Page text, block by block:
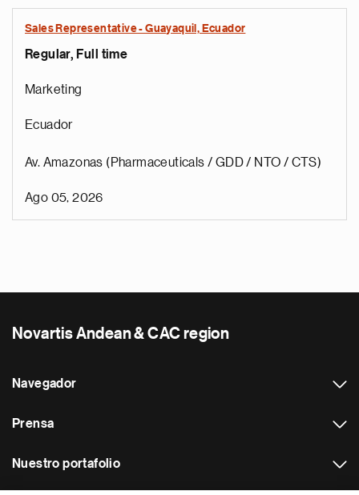
Sales Representative - Guayaquil, Ecuador
Regular, Full time
Marketing
Ecuador
Av. Amazonas (Pharmaceuticals / GDD / NTO / CTS)
Ago 05, 2026
Novartis Andean & CAC region
Navegador
Prensa
Nuestro portafolio